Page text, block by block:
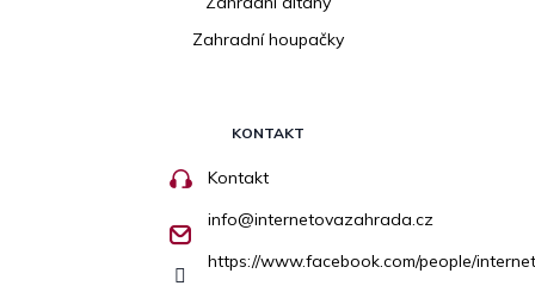
Zahradní houpačky
KONTAKT
Kontakt
info@internetovazahrada.cz
https://www.facebook.com/people/